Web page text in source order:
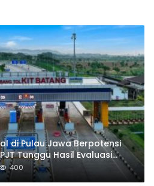
di Pulau Jawa Berpotensi
Tunggu Hasil Evaluasi
400